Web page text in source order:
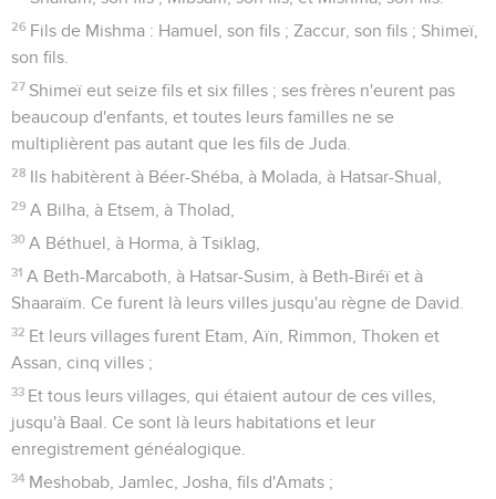
26 Fils de Mishma : Hamuel, son fils ; Zaccur, son fils ; Shimeï,
son fils.
27 Shimeï eut seize fils et six filles ; ses frères n'eurent pas
beaucoup d'enfants, et toutes leurs familles ne se
multiplièrent pas autant que les fils de Juda.
28 Ils habitèrent à Béer-Shéba, à Molada, à Hatsar-Shual,
29 A Bilha, à Etsem, à Tholad,
30 A Béthuel, à Horma, à Tsiklag,
31 A Beth-Marcaboth, à Hatsar-Susim, à Beth-Biréï et à
Shaaraïm. Ce furent là leurs villes jusqu'au règne de David.
32 Et leurs villages furent Etam, Aïn, Rimmon, Thoken et
Assan, cinq villes ;
33 Et tous leurs villages, qui étaient autour de ces villes,
jusqu'à Baal. Ce sont là leurs habitations et leur
enregistrement généalogique.
34 Meshobab, Jamlec, Josha, fils d'Amats ;